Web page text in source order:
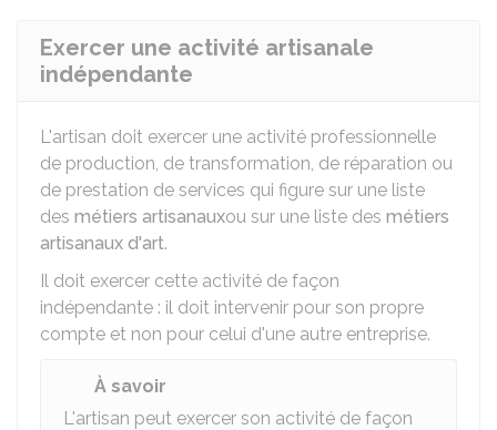
Exercer une activité artisanale
indépendante
L'artisan doit exercer une activité professionnelle
de production, de transformation, de réparation ou
de prestation de services qui figure sur une liste
des métiers artisanauxou sur une liste des métiers
artisanaux d'art.
Il doit exercer cette activité de façon
indépendante : il doit intervenir pour son propre
compte et non pour celui d'une autre entreprise.
À savoir
L'artisan peut exercer son activité de façon